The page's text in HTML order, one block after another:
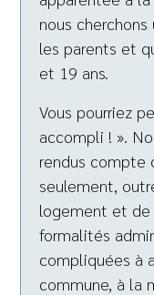
nous
les parents et
et 19 ans.
Vous pourriez
accompli ! ».
rendus compte
seulement,
logement et de
formalités
compliquées à
commune, à la